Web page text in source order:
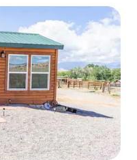
plus aimés